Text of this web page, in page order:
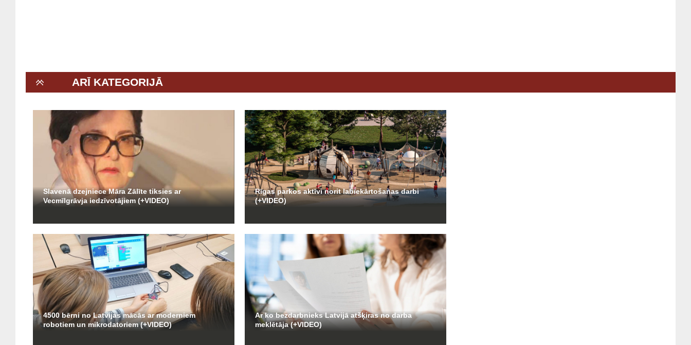
ARĪ KATEGORIJĀ
Slavenā dzejniece Māra Zālīte tiksies ar
Vecmīlgrāvja iedzīvotājiem (+VIDEO)
Rīgas parkos aktīvi norit labiekārtošanas darbi
(+VIDEO)
4500 bērni no Latvijas mācās ar moderniem
robotiem un mikrodatoriem (+VIDEO)
Ar ko bezdarbnieks Latvijā atšķiras no darba
meklētāja (+VIDEO)